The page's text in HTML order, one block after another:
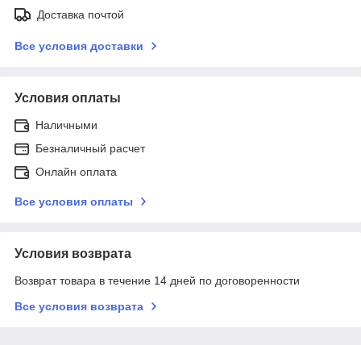
Доставка почтой
Все условия доставки
Условия оплаты
Наличными
Безналичный расчет
Онлайн оплата
Все условия оплаты
Условия возврата
Возврат товара в течение 14 дней по договоренности
Все условия возврата